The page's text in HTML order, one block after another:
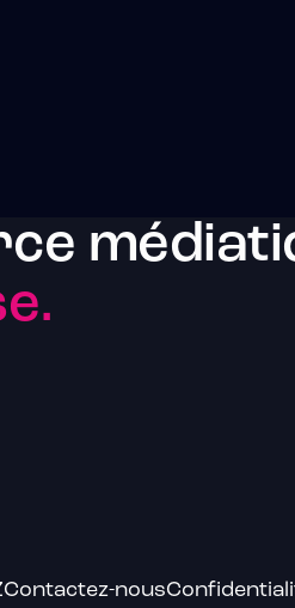
Contactez-nous